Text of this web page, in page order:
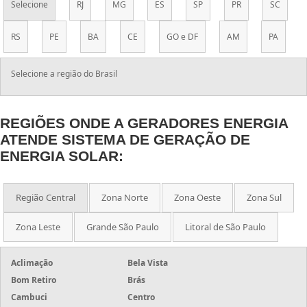
PROJETOS DE ENERGIA SOLAR
Selecione RJ MG ES SP PR SC
RS PE BA CE GO e DF AM PA
Selecione a região do Brasil
REGIÕES ONDE A GERADORES ENERGIA
ATENDE SISTEMA DE GERAÇÃO DE
ENERGIA SOLAR:
Região Central Zona Norte Zona Oeste Zona Sul
Zona Leste Grande São Paulo Litoral de São Paulo
Aclimação
Bela Vista
Bom Retiro
Brás
Cambuci
Centro